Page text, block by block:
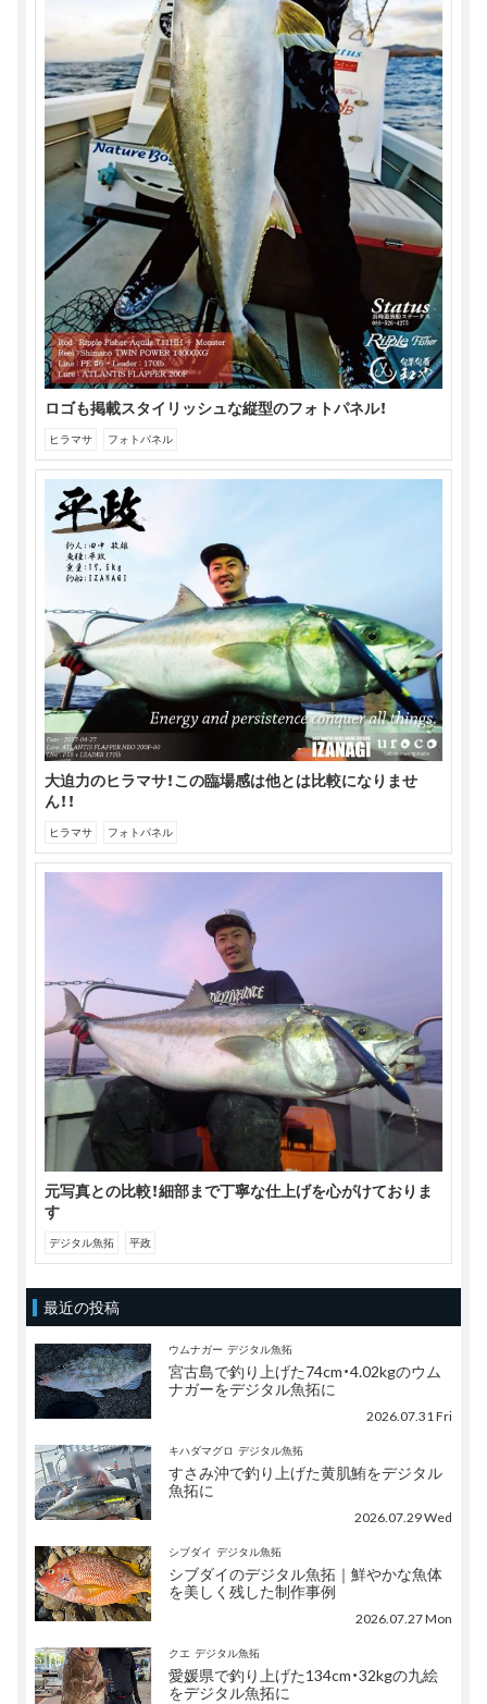
ロゴも掲載スタイリッシュな縦型のフォトパネル！
ヒラマサ フォトパネル
大迫力のヒラマサ！この臨場感は他とは比較になりませ
ん！！
ヒラマサ フォトパネル
元写真との比較！細部まで丁寧な仕上げを心がけておりま
す
デジタル魚拓 平政
最近の投稿
ウムナガー デジタル魚拓
宮古島で釣り上げた74cm・4.02kgのウム
ナガーをデジタル魚拓に
2026.07.31 Fri
キハダマグロ デジタル魚拓
すさみ沖で釣り上げた黄肌鮪をデジタル
魚拓に
2026.07.29 Wed
シブダイ デジタル魚拓
シブダイのデジタル魚拓｜鮮やかな魚体
を美しく残した制作事例
2026.07.27 Mon
クエ デジタル魚拓
愛媛県で釣り上げた134cm・32kgの九絵
をデジタル魚拓に